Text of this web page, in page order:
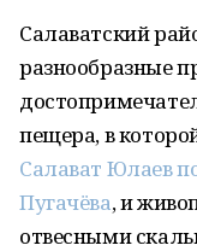
Салаватский
разнообразные
пещера, в
Салават Юлаев
Пугачёва, и
отвесными